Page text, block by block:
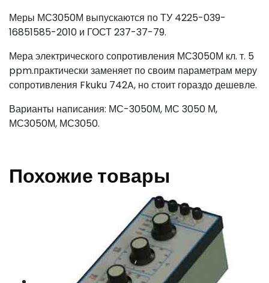
Меры МС3050М выпускаются по ТУ 4225-039-
16851585-2010 и ГОСТ 237-37-79.
Мера электрического сопротивления МС3050М кл. т. 5
ppm.практически заменяет по своим параметрам меру
сопротивления Fkuku 742A, но стоит гораздо дешевле.
Варианты написания: МС-3050М, МС 3050 М,
МС3050М, МС3050.
Похожие товары